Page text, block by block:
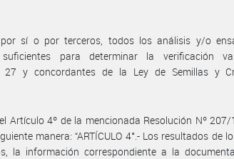
sí o por terceros, todos los análisis y/o
para determinar la verificación
27 y concordantes de la Ley de Semillas y
Artículo 4º de la mencionada Resolución Nº
manera: “ARTÍCULO 4°.- Los resultados de
la información correspondiente a la